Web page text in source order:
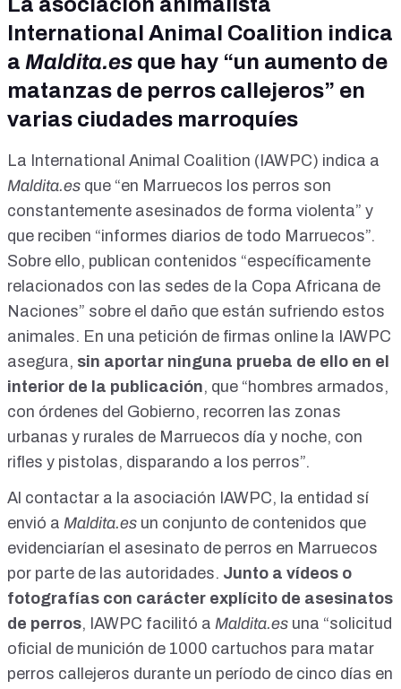
La asociación animalista
International Animal Coalition indica
a Maldita.es que hay “un aumento de
matanzas de perros callejeros” en
varias ciudades marroquíes
La International Animal Coalition (IAWPC) indica a
Maldita.es que “en Marruecos los perros son
constantemente asesinados de forma violenta” y
que reciben “informes diarios de todo Marruecos”.
Sobre ello, publican contenidos “específicamente
relacionados con las sedes de la Copa Africana de
Naciones” sobre el daño que están sufriendo estos
animales. En una petición de firmas online la IAWPC
asegura, sin aportar ninguna prueba de ello en el
interior de la publicación, que “hombres armados,
con órdenes del Gobierno, recorren las zonas
urbanas y rurales de Marruecos día y noche, con
rifles y pistolas, disparando a los perros”.
Al contactar a la asociación IAWPC, la entidad sí
envió a Maldita.es un conjunto de contenidos que
evidenciarían el asesinato de perros en Marruecos
por parte de las autoridades. Junto a vídeos o
fotografías con carácter explícito de asesinatos
de perros, IAWPC facilitó a Maldita.es una “solicitud
oficial de munición de 1000 cartuchos para matar
perros callejeros durante un período de cinco días en